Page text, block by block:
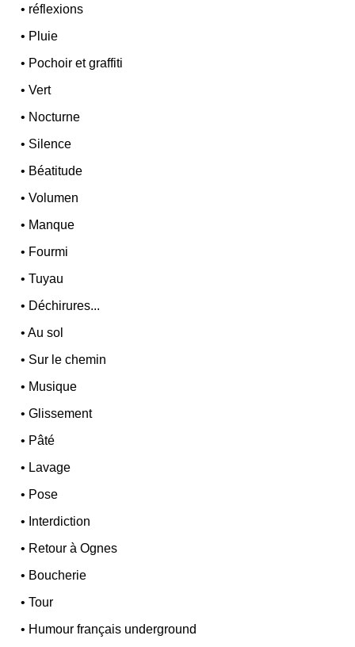
• réflexions
• Pluie
• Pochoir et graffiti
•Vert
• Nocturne
• Silence
• Béatitude
•Volumen
• Manque
• Fourmi
•Tuyau
• Déchirures...
•Au sol
• Sur le chemin
• Musique
•Glissement
• Pâté
• Lavage
• Pose
• Interdiction
• Retour à Ognes
• Boucherie
•Tour
• Humour français underground